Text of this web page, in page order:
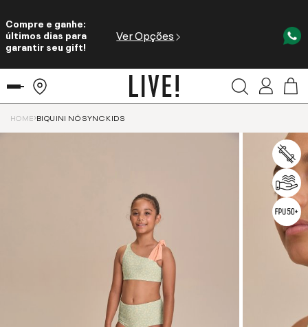
Compre e ganhe:
últimos dias para
garantir seu gift!
Ver Opções
HOME BIQUINI NÓ SYNC KIDS